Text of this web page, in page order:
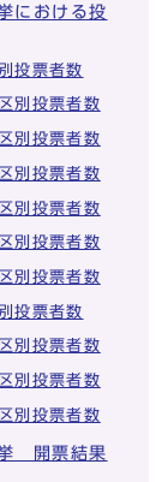
における投
投票者数
別投票者数
別投票者数
別投票者数
別投票者数
別投票者数
別投票者数
投票者数
別投票者数
別投票者数
別投票者数
開票結果